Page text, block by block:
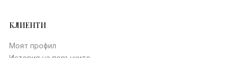
КЛИЕНТИ
Моят профил